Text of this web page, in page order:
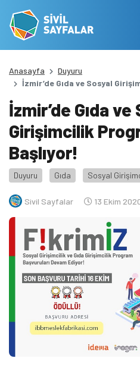
Anasayfa
Duyuru
İzmir’de Gıda ve Sosyal
İzmir’de Gıda ve
Girişimcilik
Başlıyor!
Duyuru Gıda Sosyal
Sivil Sayfalar 13 Ekim